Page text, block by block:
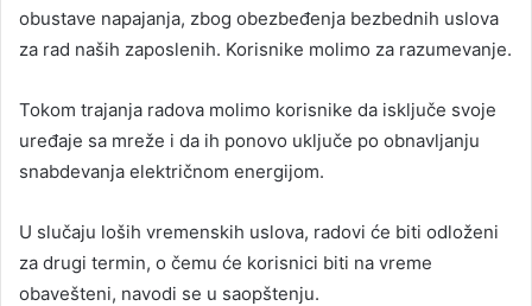
obustave napajanja, zbog obezbeđenja bezbednih uslova
za rad naših zaposlenih. Korisnike molimo za razumevanje.
Tokom trajanja radova molimo korisnike da isključe svoje
uređaje sa mreže i da ih ponovo uključe po obnavljanju
snabdevanja električnom energijom.
U slučaju loših vremenskih uslova, radovi će biti odloženi
za drugi termin, o čemu će korisnici biti na vreme
obavešteni, navodi se u saopštenju.